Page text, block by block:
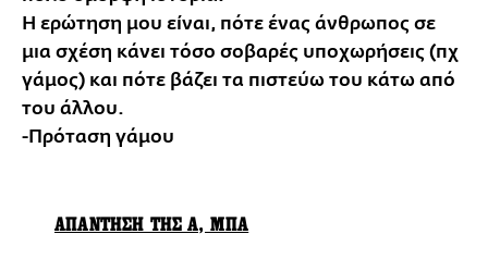
Η ερώτηση μου είναι, πότε ένας άνθρωπος σε
μια σχέση κάνει τόσο σοβαρές υποχωρήσεις (πχ
γάμος) και πότε βάζει τα πιστεύω του κάτω από
του άλλου.
-Πρόταση γάμου
ΑΠΑΝΤΗΣΗ ΤΗΣ Α, ΜΠΑ